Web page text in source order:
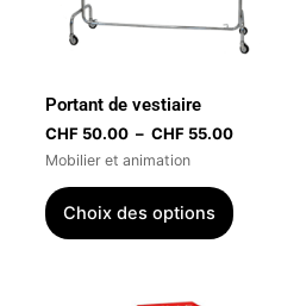
Portant de vestiaire
CHF 50.00 – CHF 55.00
Mobilier et animation
Choix des options
options
peuvent
page
du